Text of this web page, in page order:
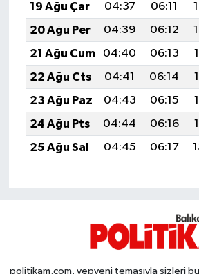
19 Ağu Çar
04:37 06:11
20 Ağu Per
04:39 06:12
21 Ağu Cum
04:40 06:13
22 Ağu Cts
04:41 06:14
23 Ağu Paz
04:43 06:15
24 Ağu Pts
04:44 06:16
25 Ağu Sal
04:45 06:17
politikam.com, yepyeni temasıyla sizleri
SÜRMANŞET
Susurluk
TARİHTE BUGÜN
TEKNOLOJİ
Trend
VİZYONDAKİLER